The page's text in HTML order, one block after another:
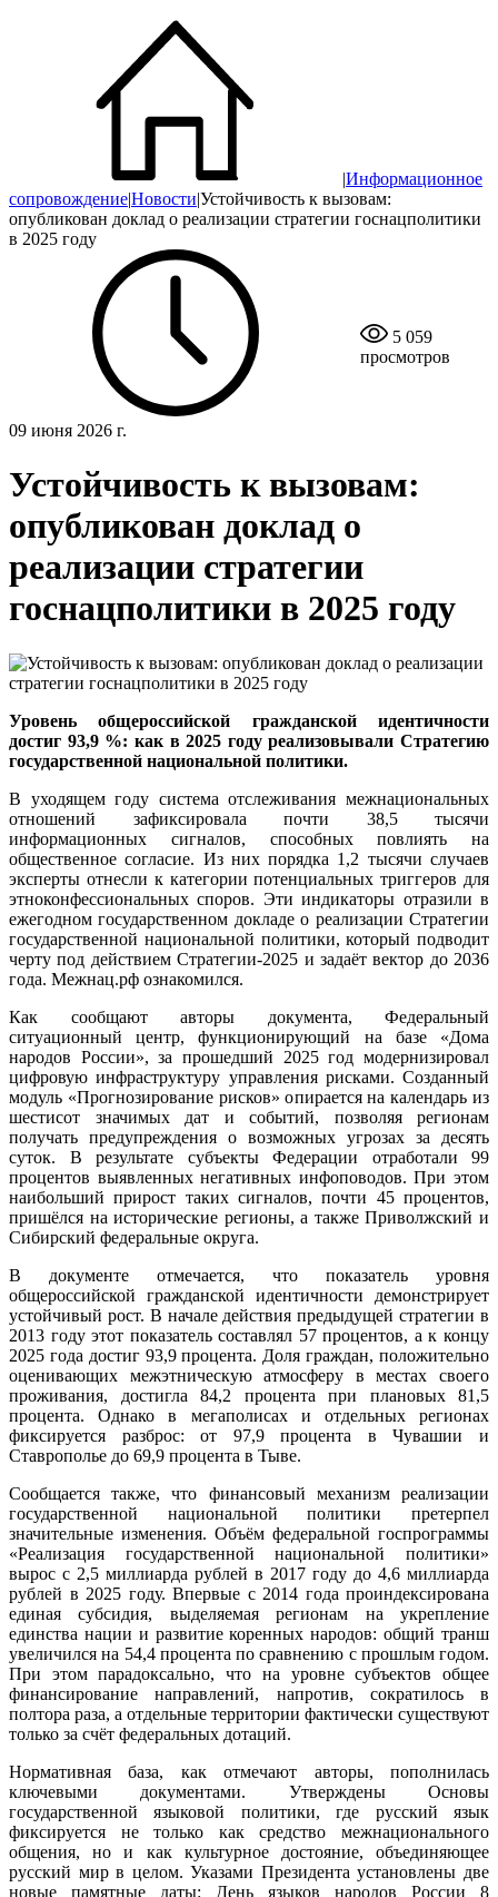
|Информационное
сопровождение|Новости|Устойчивость к вызовам:
опубликован доклад о реализации стратегии госнацполитики
в 2025 году
09 июня 2026 г.
5 059
просмотров
Устойчивость к вызовам:
опубликован доклад о
реализации стратегии
госнацполитики в 2025 году
Уровень общероссийской гражданской идентичности
достиг 93,9 %: как в 2025 году реализовывали Стратегию
государственной национальной политики.
В уходящем году система отслеживания межнациональных
отношений зафиксировала почти 38,5 тысячи
информационных сигналов, способных повлиять на
общественное согласие. Из них порядка 1,2 тысячи случаев
эксперты отнесли к категории потенциальных триггеров для
этноконфессиональных споров. Эти индикаторы отразили в
ежегодном государственном докладе о реализации Стратегии
государственной национальной политики, который подводит
черту под действием Стратегии‑2025 и задаёт вектор до 2036
года. Межнац.рф ознакомился.
Как сообщают авторы документа, Федеральный
ситуационный центр, функционирующий на базе «Дома
народов России», за прошедший 2025 год модернизировал
цифровую инфраструктуру управления рисками. Созданный
модуль «Прогнозирование рисков» опирается на календарь из
шестисот значимых дат и событий, позволяя регионам
получать предупреждения о возможных угрозах за десять
суток. В результате субъекты Федерации отработали 99
процентов выявленных негативных инфоповодов. При этом
наибольший прирост таких сигналов, почти 45 процентов,
пришёлся на исторические регионы, а также Приволжский и
Сибирский федеральные округа.
В документе отмечается, что показатель уровня
общероссийской гражданской идентичности демонстрирует
устойчивый рост. В начале действия предыдущей стратегии в
2013 году этот показатель составлял 57 процентов, а к концу
2025 года достиг 93,9 процента. Доля граждан, положительно
оценивающих межэтническую атмосферу в местах своего
проживания, достигла 84,2 процента при плановых 81,5
процента. Однако в мегаполисах и отдельных регионах
фиксируется разброс: от 97,9 процента в Чувашии и
Ставрополье до 69,9 процента в Тыве.
Сообщается также, что финансовый механизм реализации
государственной национальной политики претерпел
значительные изменения. Объём федеральной госпрограммы
«Реализация государственной национальной политики»
вырос с 2,5 миллиарда рублей в 2017 году до 4,6 миллиарда
рублей в 2025 году. Впервые с 2014 года проиндексирована
единая субсидия, выделяемая регионам на укрепление
единства нации и развитие коренных народов: общий транш
увеличился на 54,4 процента по сравнению с прошлым годом.
При этом парадоксально, что на уровне субъектов общее
финансирование направлений, напротив, сократилось в
полтора раза, а отдельные территории фактически существуют
только за счёт федеральных дотаций.
Нормативная база, как отмечают авторы, пополнилась
ключевыми документами. Утверждены Основы
государственной языковой политики, где русский язык
фиксируется не только как средство межнационального
общения, но и как культурное достояние, объединяющее
русский мир в целом. Указами Президента установлены две
новые памятные даты: День языков народов России 8